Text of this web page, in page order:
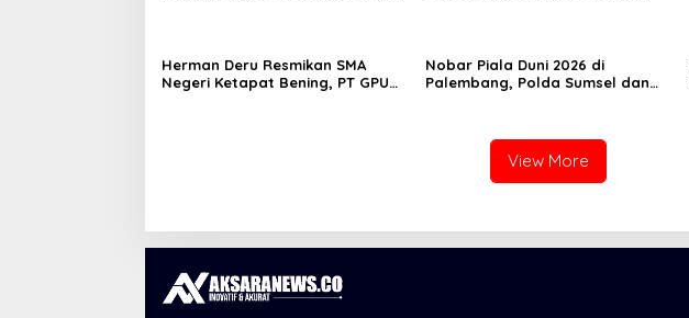
Herman Deru Resmikan SMA
Negeri Ketapat Bening, PT GPU
Nobar Piala Duni 2026 di
Palembang, Polda Sumsel dan
View More